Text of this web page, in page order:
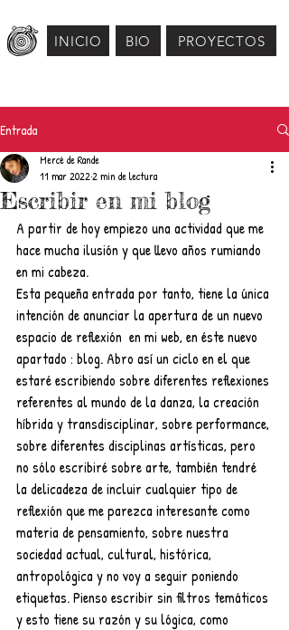
INICIO BIO PROYECTOS
Entrada
Escribir en mi blog
Mercé de Rande
11 mar 20222 min de lectura
A partir de hoy empiezo una actividad que me
hace mucha ilusión y que llevo años rumiando
en mi cabeza.
Esta pequeña entrada por tanto, tiene la única
intención de anunciar la apertura de un nuevo
espacio de reflexión  en mi web, en éste nuevo
apartado : blog. Abro así un ciclo en el que
estaré escribiendo sobre diferentes reflexiones
referentes al mundo de la danza, la creación
híbrida y transdisciplinar, sobre performance,
sobre diferentes disciplinas artísticas, pero
no sólo escribiré sobre arte, también tendré
la delicadeza de incluir cualquier tipo de
reflexión que me parezca interesante como
materia de pensamiento, sobre nuestra
sociedad actual, cultural, histórica,
antropológica y no voy a seguir poniendo
etiquetas. Pienso escribir sin filtros temáticos
y esto tiene su razón y su lógica, como